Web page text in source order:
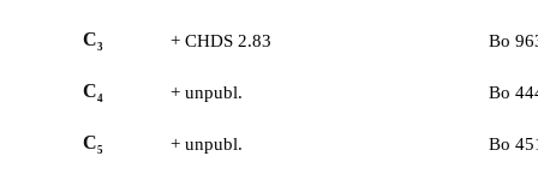
C3 + CHDS 2.83 Bo
C4 + unpubl. Bo
C5 + unpubl. Bo